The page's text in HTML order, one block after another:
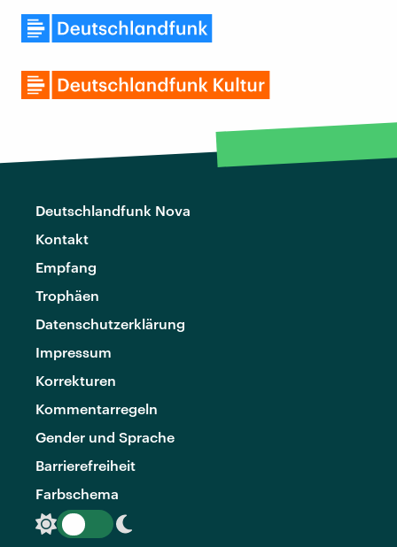
Deutschlandfunk Nova
Kontakt
Empfang
Trophäen
Datenschutzerklärung
Impressum
Korrekturen
Kommentarregeln
Gender und Sprache
Barrierefreiheit
Farbschema